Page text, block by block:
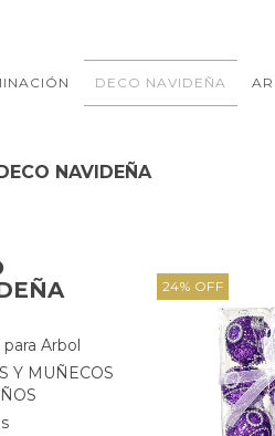
DECO NAVIDEÑA
NAVIDEÑA
Arbol
Y MUÑECOS
24% OFF